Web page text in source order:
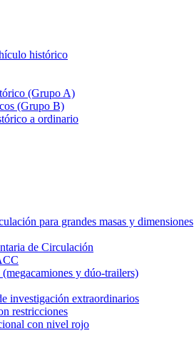
histórico
(Grupo A)
(Grupo B)
a ordinario
para grandes masas y dimensiones
de Circulación
y dúo-trailers)
investigación extraordinarios
restricciones
con nivel rojo